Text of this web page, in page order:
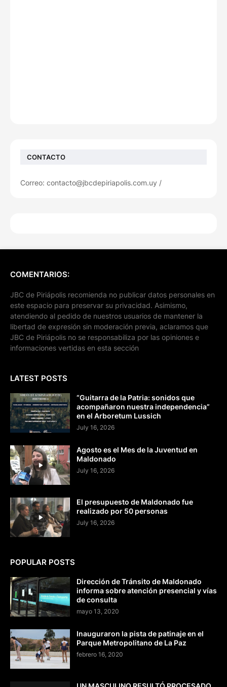
CONTACTO
Correo: contacto@jbcdepiriapolis.com.uy /
COMENTARIOS:
JBC de Piriápolis recomienda no publicar datos personales en
este espacio para preservar su privacidad. Asimismo,
atendiendo al pedido de nuestros usuarios de mantener la
libertad de expresión sin moderación previa, aclaramos que
JBC de Piriápolis no se responsabiliza por las opiniones e
informaciones vertidas en esta sección
LATEST POSTS
“Guitarra de la Patria: sonidos que
acompañaron nuestra independencia”
en el Arboretum Lussich
July 16, 2026
Agosto es el Mes de la Juventud en
Maldonado
July 16, 2026
El presupuesto de Maldonado fue
realizado por 50 personas
July 16, 2026
POPULAR POSTS
Dirección de Tránsito de Maldonado
informa sobre atención presencial y vías
de consulta
mayo 13, 2020
Inauguraron la pista de patinaje en el
Parque Metropolitano de La Paz
febrero 16, 2020